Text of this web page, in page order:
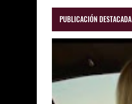
PUBLICACIÓN DESTACADA